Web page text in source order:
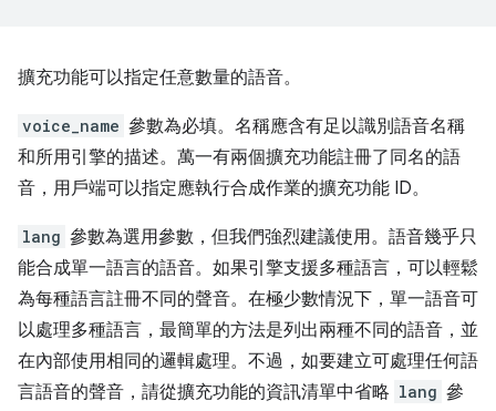
擴充功能可以指定任意數量的語音。
voice_name 參數為必填。名稱應含有足以識別語音名稱
和所用引擎的描述。萬一有兩個擴充功能註冊了同名的語
音，用戶端可以指定應執行合成作業的擴充功能 ID。
lang 參數為選用參數，但我們強烈建議使用。語音幾乎只
能合成單一語言的語音。如果引擎支援多種語言，可以輕鬆
為每種語言註冊不同的聲音。在極少數情況下，單一語音可
以處理多種語言，最簡單的方法是列出兩種不同的語音，並
在內部使用相同的邏輯處理。不過，如要建立可處理任何語
言語音的聲音，請從擴充功能的資訊清單中省略 lang 參